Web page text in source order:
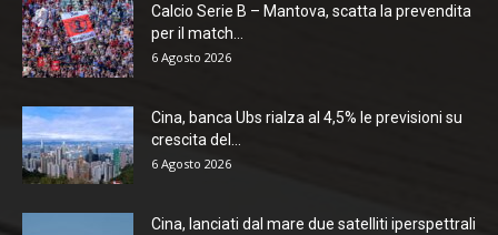
Calcio Serie B – Mantova, scatta la prevendita
per il match...
6 Agosto 2026
Cina, banca Ubs rialza al 4,5% le previsioni su
crescita del...
6 Agosto 2026
Cina, lanciati dal mare due satelliti iperspettrali